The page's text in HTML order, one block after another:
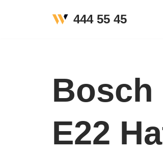
444 55 45
Bosch
E22